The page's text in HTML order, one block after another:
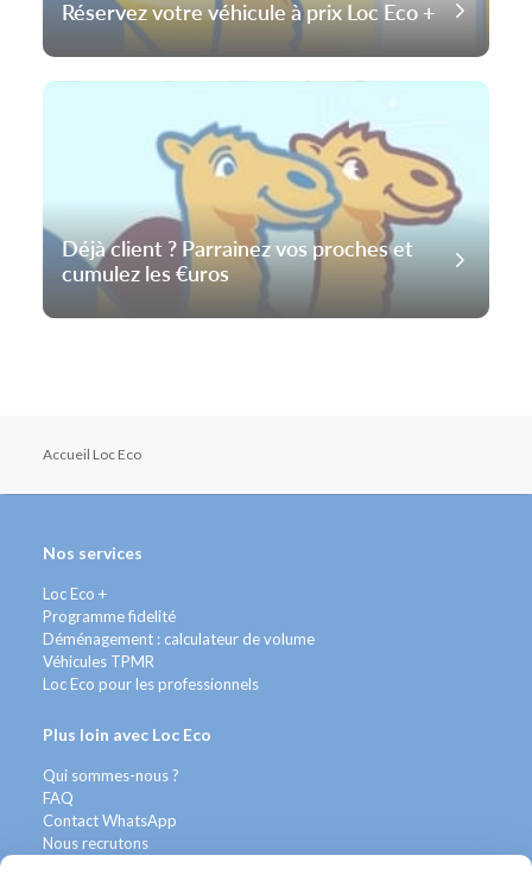
Réservez votre véhicule à prix Loc Eco +
Déjà client ? Parrainez vos proches et
cumulez les €uros
Accueil Loc Eco
Nos services
Loc Eco +
Programme fidelité
Déménagement : calculateur de volume
Véhicules TPMR
Loc Eco pour les professionnels
Plus loin avec Loc Eco
Qui sommes-nous ?
FAQ
Contact WhatsApp
Nous recrutons